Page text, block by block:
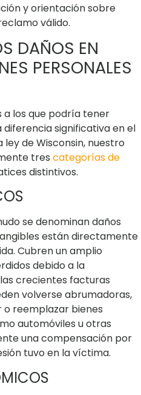
y orientación sobre
válido.
DAÑOS EN
PERSONALES
a los que podría tener
significativa en el
ley de Wisconsin, nuestro
tres categorías de
distintivos.
se denominan daños
están directamente
Cubren un amplio
debido a la
crecientes facturas
volverse abrumadoras,
reemplazar bienes
automóviles u otras
una compensación por
tuvo en la víctima.